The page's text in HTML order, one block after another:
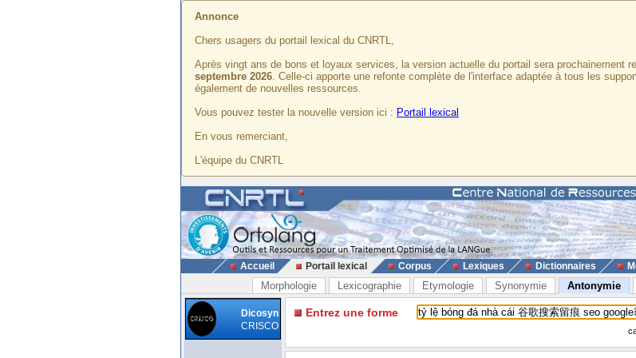
Annonce
Chers usagers du portail lexical du CNRTL,
Après vingt ans de bons et loyaux services, la version actuelle du portail sera prochainement
septembre 2026. Celle-ci apporte une refonte complète de l'interface adaptée à tous les
également de nouvelles ressources.
Vous pouvez tester la nouvelle version ici : Portail lexical
En vous remerciant,
L'équipe du CNRTL
Accueil Portail lexical Corpus Lexiques Dictionnaires
Morphologie Lexicographie Etymologie Synonymie Antonymie
Dicosyn
CRISCO
Entrez une forme